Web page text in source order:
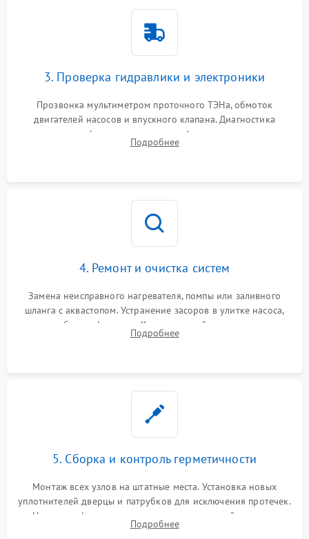
3. Проверка гидравлики и электроники
Прозвонка мультиметром проточного ТЭНа, обмоток
двигателей насосов и впускного клапана. Диагностика
прессостата (датчика уровня воды), датчика мутности,
концевика дверцы и электронного модуля управления.
Подробнее
4. Ремонт и очистка систем
Замена неисправного нагревателя, помпы или заливного
шланга с аквастопом. Устранение засоров в улитке насоса,
патрубках и фильтрах. Компонентный ремонт платы
управления, восстановление поврежденной проводки.
Подробнее
5. Сборка и контроль герметичности
Монтаж всех узлов на штатные места. Установка новых
уплотнителей дверцы и патрубков для исключения протечек.
Надежная фиксация хомутов гидравлической системы,
сборка корпуса и установка датчика поплавка.
Подробнее